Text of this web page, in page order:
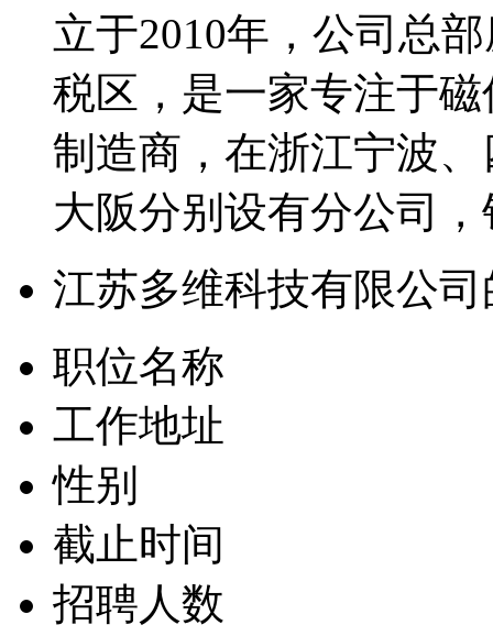
立于2010年，公司总
税区，是一家专注于
制造商，在浙江宁波
大阪分别设有分公司
江苏多维科技有限公
职位名称
工作地址
性别
截止时间
招聘人数